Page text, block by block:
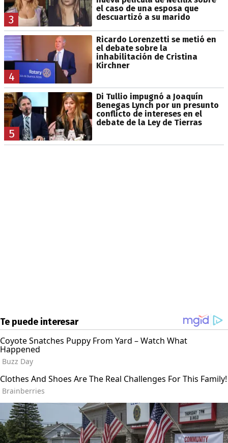
3
el caso de una esposa que
descuartizó a su marido
4
Ricardo Lorenzetti se metió en
el debate sobre la
inhabilitación de Cristina
Kirchner
5
Di Tullio impugnó a Joaquín
Benegas Lynch por un presunto
conflicto de intereses en el
debate de la Ley de Tierras